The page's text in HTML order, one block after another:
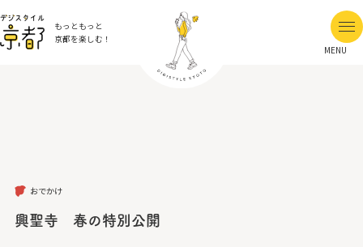
もっともっと
京都を楽しむ！
MENU
おでかけ
興聖寺 春の特別公開